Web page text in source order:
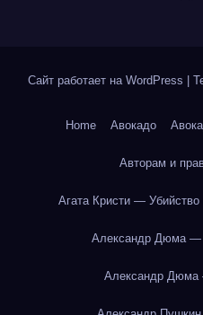
Сайт работает на WordPress
Home Авокадо
Авторам и
Агата Кристи —
Александр Дюма —
Александр Дюма